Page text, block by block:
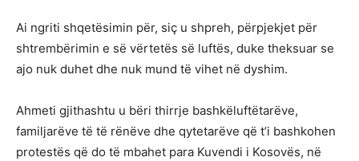
Ai ngriti shqetësimin për, siç u shpreh, përpjekjet për
shtrembërimin e së vërtetës së luftës, duke theksuar se
ajo nuk duhet dhe nuk mund të vihet në dyshim.
Ahmeti gjithashtu u bëri thirrje bashkëluftëtarëve,
familjarëve të të rënëve dhe qytetarëve që t’i bashkohen
protestës që do të mbahet para Kuvendi i Kosovës, në